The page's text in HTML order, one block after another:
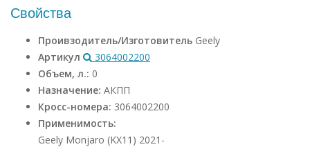
Свойства
Проивзодитель/Изготовитель Geely
Артикул
3064002200
Объем, л.: 0
Назначение: АКПП
Кросс-номера: 3064002200
Применимость:
Geely Monjaro (KX11) 2021-